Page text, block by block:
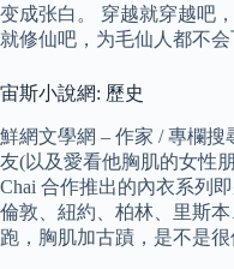
变成张白。 穿越就穿越吧
就修仙吧，为毛仙人都不会
宙斯小說網: 歷史
鮮網文學網 – 作家 / 專欄搜
友(以及愛看他胸肌的女性
Chai 合作推出的內衣系列
倫敦、紐約、柏林、里斯
跑，胸肌加古蹟，是不是很